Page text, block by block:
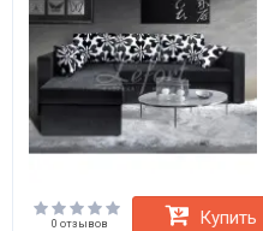
0 отзывов Купить